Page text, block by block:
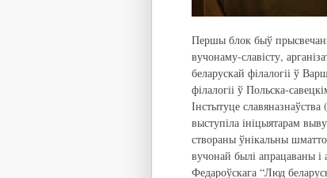
Першы блок быў
вучонаму-славісту,
беларускай філалогіі ў
філалогіі ў Польска-
Інстытуце
выступіла ініцыятарам
створаны ўнікальны
вучонай былі
Федароўскага “Люд